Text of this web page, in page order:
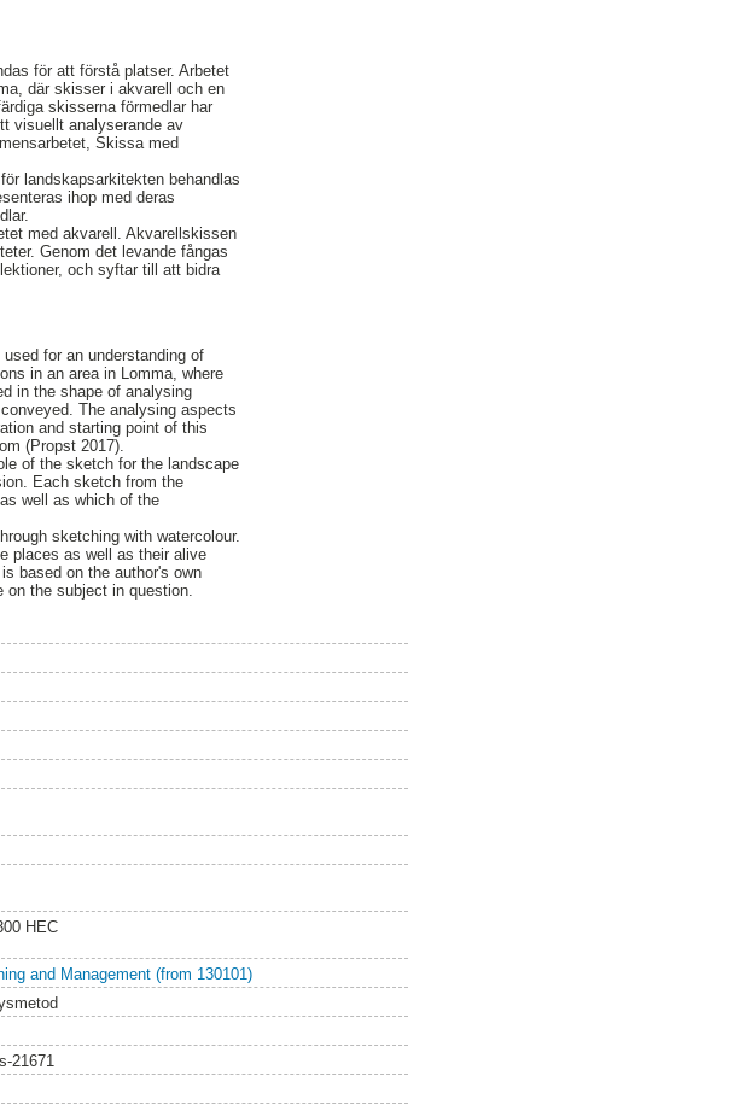
för att förstå platser. Arbetet
där skisser i akvarell och en
skisserna förmedlar har
visuellt analyserande av
Skissa med
landskapsarkitekten behandlas
ihop med deras
med akvarell. Akvarellskissen
Genom det levande fångas
och syftar till att bidra
for an understanding of
in an area in Lomma, where
in the shape of analysing
The analysing aspects
and starting point of this
(Propst 2017).
of the sketch for the landscape
Each sketch from the
well as which of the
sketching with watercolour.
places as well as their alive
based on the author's own
the subject in question.
HEC
and Management (from 130101)
21671